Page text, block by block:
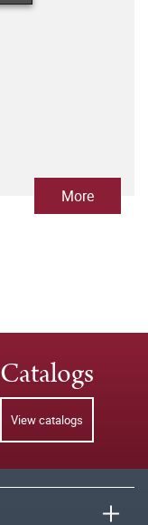
More
Catalogs
View catalogs